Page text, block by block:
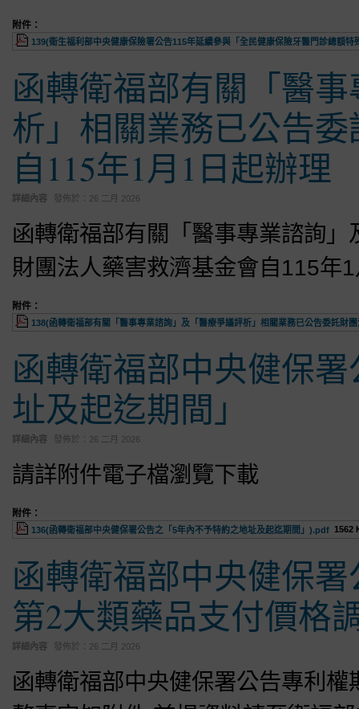
附件：
139(衛生福利部中央健康保險署公告115年延續參與「全民健康保險牙醫門診總額
函轉衛福部有關「醫
析」相關業務已公告
自115年1月1日起辦理
詳細內容 發佈於： 26 二月 2026
函轉衛福部有關「醫事專業諮詢
財團法人藥害救濟基金會自115年
附件：
138(函轉衛福部有關「醫事專業諮詢」及「醫療爭議評析」相關業務已公告委託財
函轉衛福部中央健保
址及起迄期間」
詳細內容 發佈於： 26 二月 2026
請詳附件電子檔瀏覽下載
附件：
136(函轉衛福部中央健保署公告之「5年內不予特約之地址及起迄期間」).pdf 1562
函轉衛福部中央健保
第2大類藥品支付價格
詳細內容 發佈於： 26 二月 2026
函轉衛福部中央健保署公告專利